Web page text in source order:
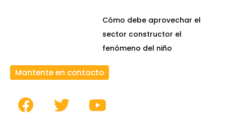
Cómo debe aprovechar el
sector constructor el
fenómeno del niño
Mantente en contacto